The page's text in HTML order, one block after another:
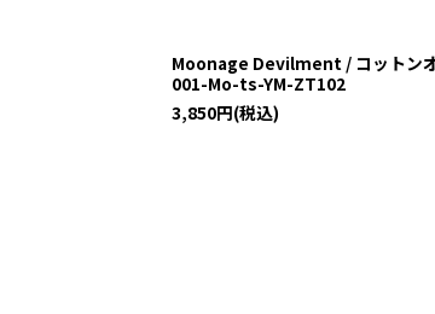
Moonage Devilment / コットン
001-Mo-ts-YM-ZT102
3,850円(税込)